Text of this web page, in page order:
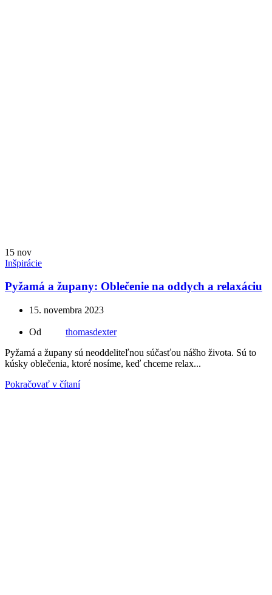
15 nov
Inšpirácie
Pyžamá a župany: Oblečenie na oddych a relaxáciu
15. novembra 2023
Od
thomasdexter
Pyžamá a župany sú neoddeliteľnou súčasťou nášho života. Sú to
kúsky oblečenia, ktoré nosíme, keď chceme relax...
Pokračovať v čítaní